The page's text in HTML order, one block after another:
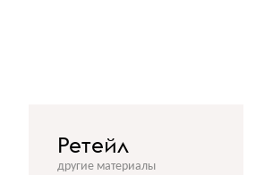
Ретейл
другие материалы